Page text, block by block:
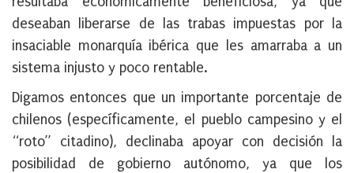
deseaban liberarse de las trabas impuestas por la
insaciable monarquía ibérica que les amarraba a un
sistema injusto y poco rentable.
Digamos entonces que un importante porcentaje de
chilenos (específicamente, el pueblo campesino y el
“roto” citadino), declinaba apoyar con decisión la
posibilidad de gobierno autónomo, ya que los